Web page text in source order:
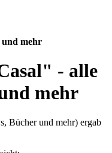
und mehr
- alle
mehr
Bücher und mehr) ergab